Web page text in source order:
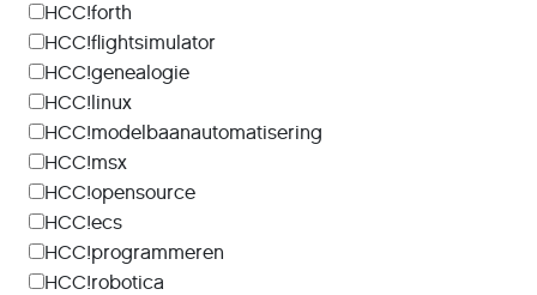
HCC!forth
HCC!flightsimulator
HCC!genealogie
HCC!linux
HCC!modelbaanautomatisering
HCC!msx
HCC!opensource
HCC!ecs
HCC!programmeren
HCC!robotica